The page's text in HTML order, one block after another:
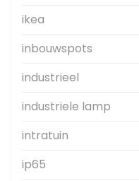
ikea
inbouwspots
industrieel
industriele lamp
intratuin
ip65